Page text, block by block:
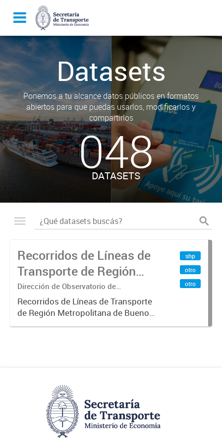
Datasets
Ponemos a tu alcance datos públicos en formatos
abiertos para que puedas usarlos, modificarlos y
compartirlos
048
DATASETS
Recorridos de Líneas de
Transporte de Región
Metropolitana de
Buenos Aires (RMBA)
Dirección de Observatorio de
Transporte, Estudio y Sistemas
Recorridos de Líneas de Transporte
de Región Metropolitana de Buenos
Aires (RMBA).-
shp
otro
otro